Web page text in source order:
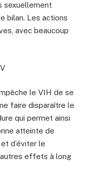
sexuellement
bilan. Les actions
avec beaucoup
le VIH de se
faire disparaître le
qui permet ainsi
atteinte de
d’éviter le
effets à long